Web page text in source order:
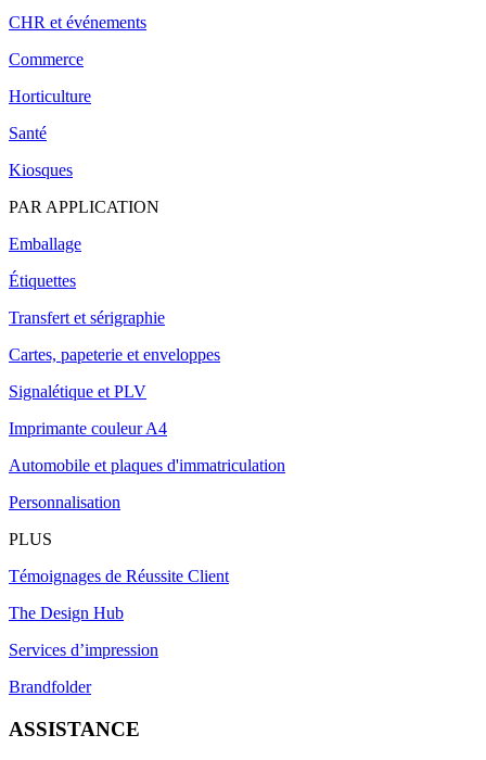
CHR et événements
Commerce
Horticulture
Santé
Kiosques
PAR APPLICATION
Emballage
Étiquettes
Transfert et sérigraphie
Cartes, papeterie et enveloppes
Signalétique et PLV
Imprimante couleur A4
Automobile et plaques d'immatriculation
Personnalisation
PLUS
Témoignages de Réussite Client
The Design Hub
Services d’impression
Brandfolder
ASSISTANCE